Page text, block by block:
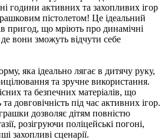
години активних та захопливих ігор
пістолетом! Це ідеальний
пригод, що мріють про динамічні
вони зможуть відчути себе
яка ідеально лягає в дитячу руку,
та зручне використання.
та безпечних матеріалів, що
довговічність під час активних ігор.
дозволяє дітям повністю
розігруючи поліцейські погоні,
захопливі сценарії.